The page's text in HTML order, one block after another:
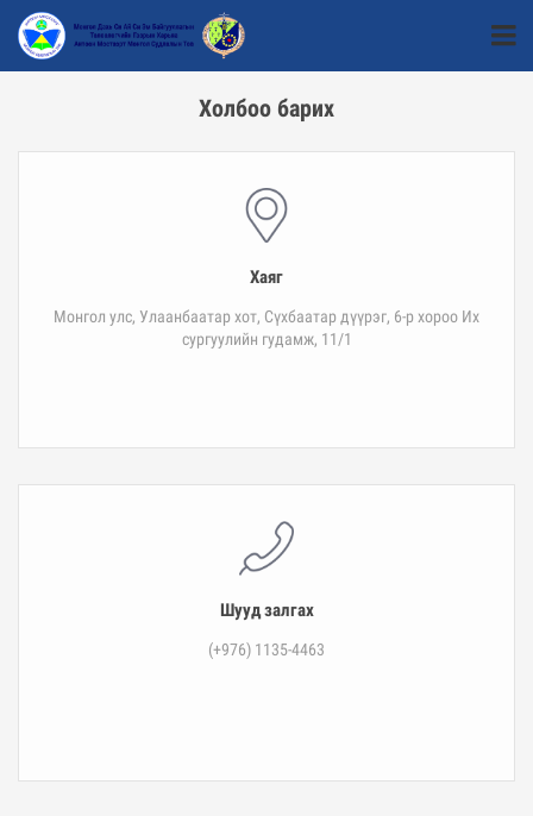
Холбоо барих
Хаяг
Монгол улс, Улаанбаатар хот, Сүхбаатар дүүрэг, 6-р хороо Их
сургуулийн гудамж, 11/1
Шууд залгах
(+976) 1135-4463